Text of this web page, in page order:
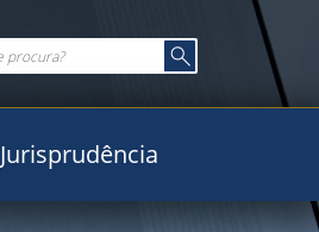
Jurisprudência